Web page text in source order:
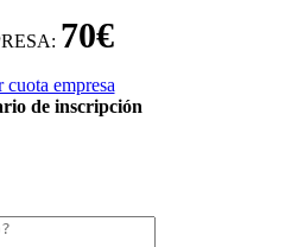
70€
cuota empresa
de inscripción